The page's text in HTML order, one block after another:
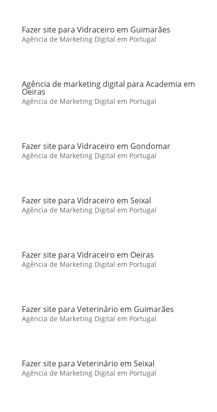
Fazer site para Vidraceiro em Guimarães
Agência de Marketing Digital em Portugal
Agência de marketing digital para Academia em
Oeiras
Agência de Marketing Digital em Portugal
Fazer site para Vidraceiro em Gondomar
Agência de Marketing Digital em Portugal
Fazer site para Vidraceiro em Seixal
Agência de Marketing Digital em Portugal
Fazer site para Vidraceiro em Oeiras
Agência de Marketing Digital em Portugal
Fazer site para Veterinário em Guimarães
Agência de Marketing Digital em Portugal
Fazer site para Veterinário em Seixal
Agência de Marketing Digital em Portugal